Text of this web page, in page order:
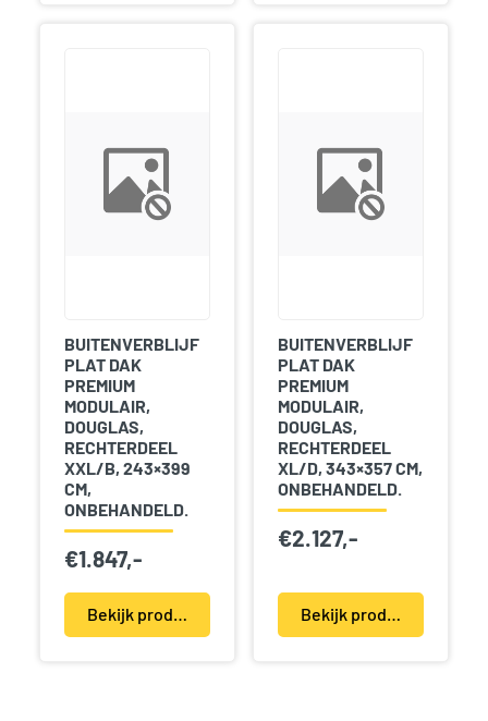
BUITENVERBLIJF
PLAT DAK
PREMIUM
MODULAIR,
DOUGLAS,
RECHTERDEEL
XXL/B, 243×399
CM,
ONBEHANDELD.
€1.847,-
Bekijk product(en)
BUITENVERBLIJF
PLAT DAK
PREMIUM
MODULAIR,
DOUGLAS,
RECHTERDEEL
XL/D, 343×357 CM,
ONBEHANDELD.
€2.127,-
Bekijk product(en)